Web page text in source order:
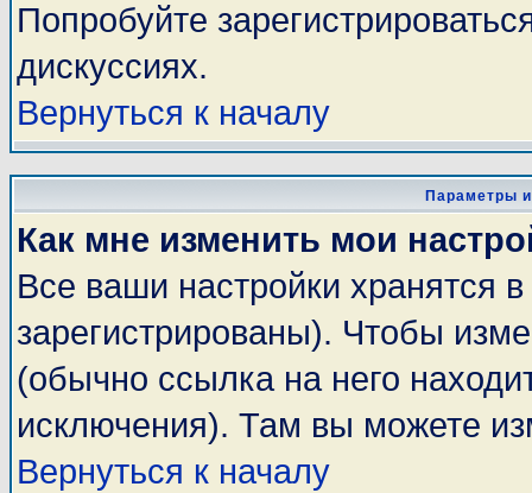
Попробуйте
дискуссиях.
Вернуться к началу
Параметры
Как мне изменить мои
Все ваши настройки хранятся
зарегистрированы). Чтобы
(обычно ссылка на него
исключения). Там вы можете
Вернуться к началу